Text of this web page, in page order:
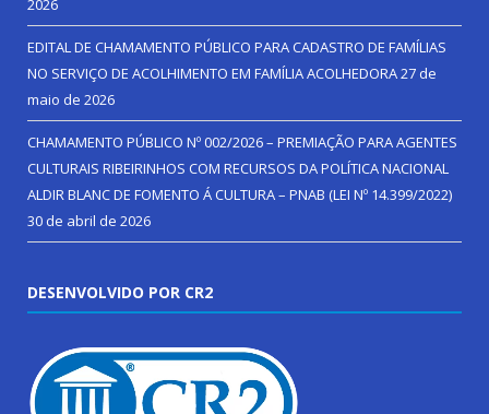
2026
EDITAL DE CHAMAMENTO PÚBLICO PARA CADASTRO DE FAMÍLIAS
NO SERVIÇO DE ACOLHIMENTO EM FAMÍLIA ACOLHEDORA27 de
maio de 2026
CHAMAMENTO PÚBLICO Nº 002/2026 – PREMIAÇÃO PARA AGENTES
CULTURAIS RIBEIRINHOS COM RECURSOS DA POLÍTICA NACIONAL
ALDIR BLANC DE FOMENTO Á CULTURA – PNAB (LEI Nº 14.399/2022)
30 de abril de 2026
DESENVOLVIDO POR CR2